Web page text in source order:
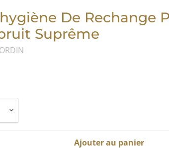
De Rechange
Suprême
Ajouter au panier